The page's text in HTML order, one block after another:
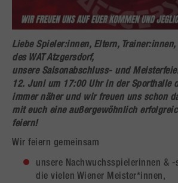
Liebe Spieler:innen, Eltern, Trainer:innen,
des WAT Atzgersdorf,
unsere Saisonabschluss- und
12. Juni um 17:00 Uhr in der Sporthalle
immer näher und wir freuen uns schon
mit euch eine außergewöhnlich
feiern!
Wir feiern gemeinsam
unsere Nachwuchsspielerinnen &
die vielen Wiener Meister*innen,